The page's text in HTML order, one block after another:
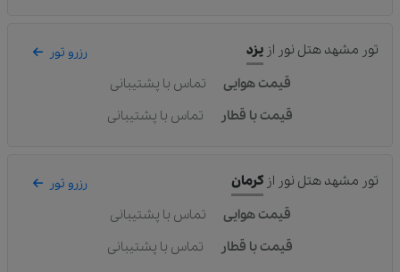
تور مشهد هتل نور از یزد رزرو تور
قیمت هوایی
تماس با پشتیبانی
قیمت با قطار
تماس با پشتیبانی
تور مشهد هتل نور از کرمان رزرو تور
قیمت هوایی
تماس با پشتیبانی
قیمت با قطار
تماس با پشتیبانی